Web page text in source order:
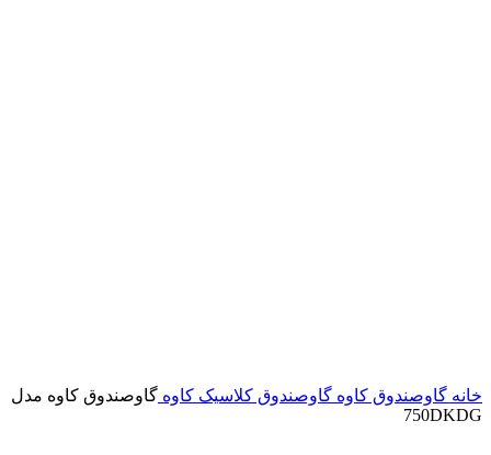
خانه گاوصندوق کاوه گاوصندوق کلاسیک کاوه گاوصندوق کاوه مدل
750DKDG